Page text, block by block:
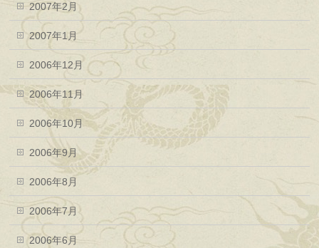
2007年2月
2007年1月
2006年12月
2006年11月
2006年10月
2006年9月
2006年8月
2006年7月
2006年6月